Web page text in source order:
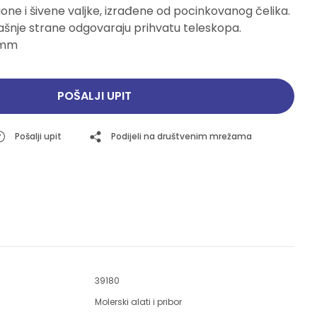
Pogledajte ponudu
Pogledajte ponudu
i šivene valjke, izrađene od pocinkovanog čelika.
strane odgovaraju prihvatu teleskopa.
POŠALJI UPIT
Pošalji upit Podijeli na društvenim mrežama
39180
Molerski alati i pribor